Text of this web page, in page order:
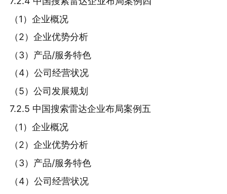
（1）企业概况
（2）企业优势分析
（3）产品/服务特色
（4）公司经营状况
（5）公司发展规划
7.2.5 中国搜索雷达企业布局案例五
（1）企业概况
（2）企业优势分析
（3）产品/服务特色
（4）公司经营状况